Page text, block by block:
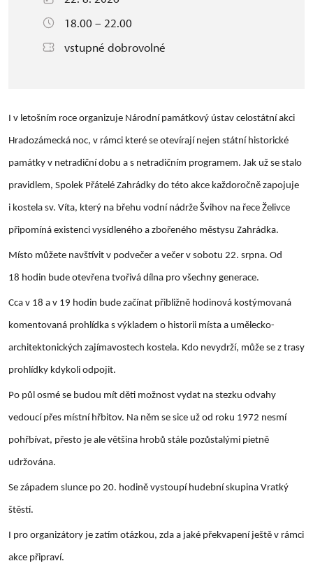
18.00 – 22.00
vstupné dobrovolné
I v letošním roce organizuje Národní památkový ústav celostátní akci
Hradozámecká noc, v rámci které se otevírají nejen státní historické
památky v netradiční dobu a s netradičním programem. Jak už se stalo
pravidlem, Spolek Přátelé Zahrádky do této akce každoročně zapojuje
i kostela sv. Víta, který na břehu vodní nádrže Švihov na řece Želivce
připomíná existenci vysídleného a zbořeného městysu Zahrádka.
Místo můžete navštívit v podvečer a večer v sobotu 22. srpna. Od
18 hodin bude otevřena tvořivá dílna pro všechny generace.
Cca v 18 a v 19 hodin bude začínat přibližně hodinová kostýmovaná
komentovaná prohlídka s výkladem o historii místa a umělecko-
architektonických zajímavostech kostela. Kdo nevydrží, může se z trasy
prohlídky kdykoli odpojit.
Po půl osmé se budou mít děti možnost vydat na stezku odvahy
vedoucí přes místní hřbitov. Na něm se sice už od roku 1972 nesmí
pohřbívat, přesto je ale většina hrobů stále pozůstalými pietně
udržována.
Se západem slunce po 20. hodině vystoupí hudební skupina Vratký
štěstí.
I pro organizátory je zatím otázkou, zda a jaké překvapení ještě v rámci
akce připraví.